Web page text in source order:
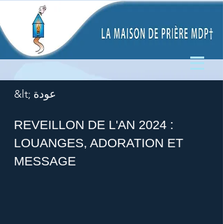
&lt; عودة
REVEILLON DE L'AN 2024 :
LOUANGES, ADORATION ET
MESSAGE